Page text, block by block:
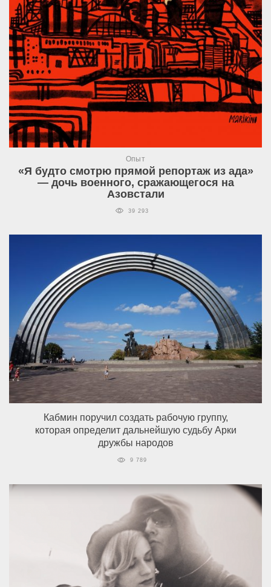
Опыт
«Я будто смотрю прямой репортаж из ада»
— дочь военного, сражающегося на
Азовстали
39 293
Кабмин поручил создать рабочую группу,
которая определит дальнейшую судьбу Арки
дружбы народов
9 789